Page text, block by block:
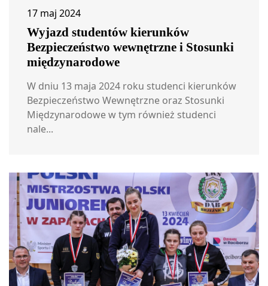
17 maj 2024
Wyjazd studentów kierunków
Bezpieczeństwo wewnętrzne i Stosunki
międzynarodowe
W dniu 13 maja 2024 roku studenci kierunków
Bezpieczeństwo Wewnętrzne oraz Stosunki
Międzynarodowe w tym również studenci
nale...